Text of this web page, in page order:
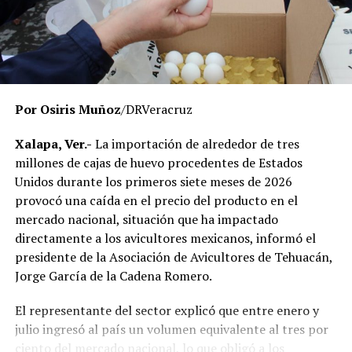
El Gobierno del Estado ha reiterado que las
investigaciones se desarrollan con apego a la ley y
respetando el debido proceso, por lo que hasta el
momento no existe una determinación definitiva sobre
responsabilidades individuales.
señalaron que un grupo de profesores ha manifestado
su inconformidad con el proceso de revisión, al
considerar que las investigaciones podrían afectar
intereses al interior de la institución.
De acuerdo con esos testimonios, el grupo identificado
comoMovimiento Estatal UPAV, integrado
públicamente por Verónica Sánchez Ramos, Mauricio
Ivette Lara Barradas, Roberto Ibáñez y Carlos Enrique
Sierra, ha cuestionado las acciones emprendidas por las
autoridades universitarias y estatales.
Por Osiris Muñoz/DRVeracruz
Xalapa, Ver.- La importación de alrededor de tres
millones de cajas de huevo procedentes de Estados
Unidos durante los primeros siete meses de 2026
provocó una caída en el precio del producto en el
mercado nacional, situación que ha impactado
directamente a los avicultores mexicanos, informó el
presidente de la Asociación de Avicultores de Tehuacán,
Jorge García de la Cadena Romero.
El representante del sector explicó que entre enero y
julio ingresó al país un volumen equivalente al tres por
ciento del mercado nacional, lo que obligó a los